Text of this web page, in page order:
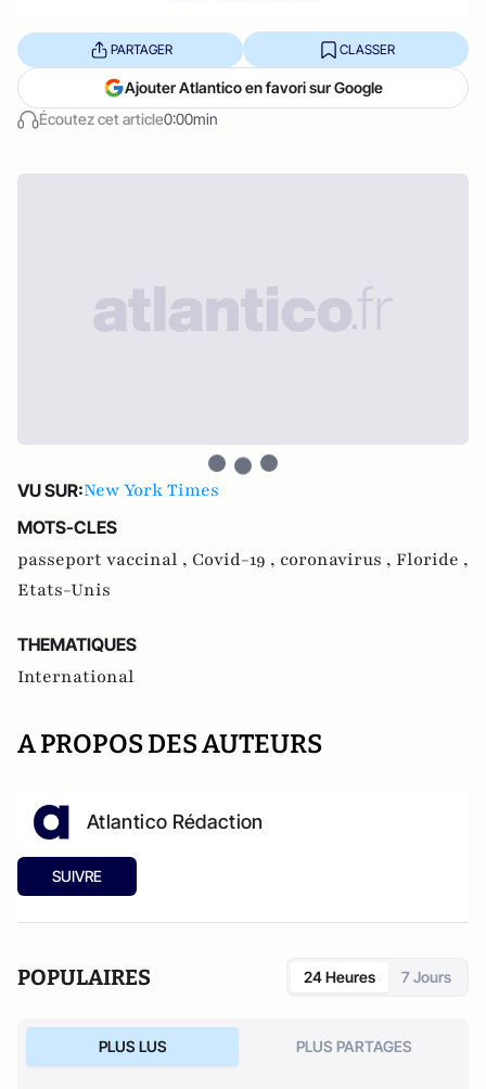
Écoutez cet article0:00min
PARTAGER CLASSER
Ajouter Atlantico en favori sur Google
VU SUR:New York Times
MOTS-CLES
passeport vaccinal , Covid-19 , coronavirus , Floride ,
Etats-Unis
THEMATIQUES
International
A PROPOS DES AUTEURS
Atlantico Rédaction
SUIVRE
POPULAIRES 24 Heures 7 Jours
PLUS LUS PLUS PARTAGES